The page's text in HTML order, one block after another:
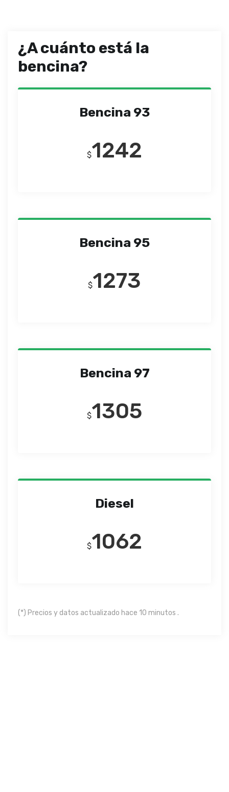
¿A cuánto está la
bencina?
Bencina 93
$1242
Bencina 95
$1273
Bencina 97
$1305
Diesel
$1062
(*) Precios y datos actualizado hace 10 minutos .